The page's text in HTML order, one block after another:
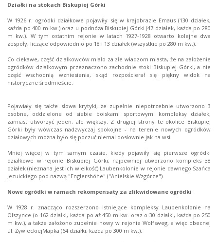
Działki na stokach Biskupiej Górki
W 1926 r. ogródki działkowe pojawiły się w krajobrazie Emaus (130 działek,
każda po 400 m kw.) oraz u podnóża Biskupiej Górki (47 działek, każda po 280
m kw.). W tym ostatnim rejonie w latach 1927-1928 otwarto kolejne dwa
zespoły, liczące odpowiednio po 18 i 13 działek (wszystkie po 280 m kw.).
Co ciekawe, część działkowców miało za złe władzom miasta, że na założenie
ogródków działkowym przeznaczono zachodnie stoki Biskupiej Górki, a nie
część wschodnią wzniesienia, skąd rozpościerał się piękny widok na
historyczne śródmieście.
Pojawiały się także słowa krytyki, że zupełnie niepotrzebnie utworzono 3
osobne, oddzielone od siebie boiskami sportowymi kompleksy działek,
zamiast utworzyć jeden, ale większy. Z drugiej strony te okolice Biskupiej
Górki były wówczas nadzwyczaj spokojne - na terenie nowych ogródków
działowych można było się poczuć niemal dosłownie jak na wsi.
Mniej więcej w tym samym czasie, kiedy pojawiły się pierwsze ogródki
działkowe w rejonie Biskupiej Górki, najpewniej utworzono kompleks 38
działek (nieznana jest ich wielkość) Laubenkolonie w rejonie dawnego Szańca
Jezuickiego pod nazwą "Englershöhe" ("Anielskie Wzgórze").
Nowe ogródki w ramach rekompensaty za zlikwidowane ogródki
W 1928 r. znacząco rozszerzono istniejące kompleksy Laubenkolonie na
Olszynce (o 162 działki, każda po aż 450 m kw. oraz o 30 działki, każda po 250
m kw.), a także założono zupełnie nowy w rejonie Wolfsweg, a więc obecnej
ul. ŻywieckiejMapka (64 działki, każda po 300 m kw.).